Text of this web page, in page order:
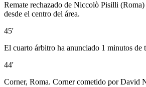
Remate rechazado de Niccolò Pisilli (Roma)
desde el centro del área.
45'
El cuarto árbitro ha anunciado 1 minutos de
44'
Corner, Roma. Corner cometido por David